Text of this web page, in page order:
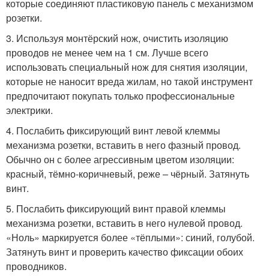
которые соединяют пластиковую панель с механизмом
розетки.
3. Используя монтёрский нож, очистить изоляцию
проводов не менее чем на 1 см. Лучше всего
использовать специальный нож для снятия изоляции,
которые не наносит вреда жилам, но такой инструмент
предпочитают покупать только профессиональные
электрики.
4. Послабить фиксирующий винт левой клеммы
механизма розетки, вставить в него фазный провод.
Обычно он с более агрессивным цветом изоляции:
красный, тёмно-коричневый, реже – чёрный. Затянуть
винт.
5. Послабить фиксирующий винт правой клеммы
механизма розетки, вставить в него нулевой провод.
«Ноль» маркируется более «тёплыми»: синий, голубой.
Затянуть винт и проверить качество фиксации обоих
проводников.